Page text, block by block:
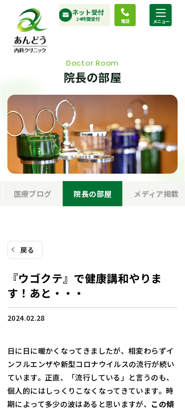
ネット受付
24時間受付 電話
Doctor Room
院長の部屋
医療ブログ 院長の部屋 メディア掲載
戻る
『ウゴクテ』で健康講和やりま
す！あと・・・
2024.02.28
日に日に暖かくなってきましたが、相変わらずイ
ンフルエンザや新型コロナウイルスの流行が続い
ています。正直、「流行している」と言うのも、
個人的にはしっくりこなくなってきています。時
期によって多少の波はあると思いますが、 この傾